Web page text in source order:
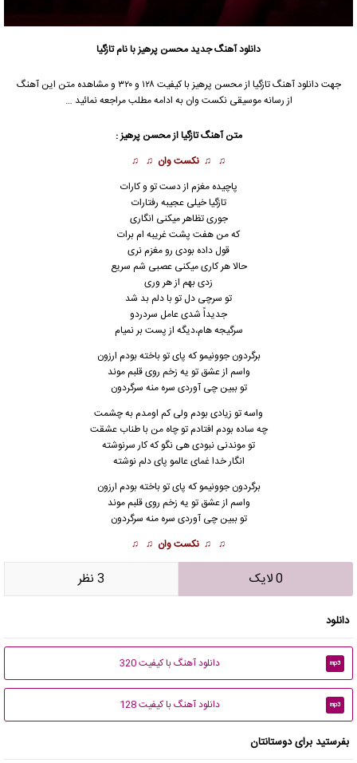
دانلود آهنگجدید محسن پرهیز با نام تازگیا
جهت دانلود آهنگ تازگیا از محسن پرهیز با کیفیت ۱۲۸ و ۳۲۰ و مشاهده متن این آهنگ
از رسانه موسیقی نکست وان به ادامه مطلب مراجعه نمائید …
متن آهنگ تازگیا از محسن پرهیز :
♫ ♫ نکست وان ♫ ♫
پاچیده مغزم از دست تو و کارات
تازگیا خیلی عجیبه رفتارات
جوری تظاهر میکنی انگاری
که من هفت پشت غریبه ام برات
قول داده بودی رو مغزم نری
حالا هر کاری میکنی عصبی شم سریع
زدی بهم از هر وری
تو سرچی دل تو با دلم بد شد
جدیداً شدی عامل سردردو
سرگیجه هام،دیگه از پست بر نمیام
برگردون جوونیمو که پای تو باخته بودم ارزون
واسم از عشق تو یه زخم روی قلبم موند
تو ببین چی آوردی سره منه سرگردون
واسه تو زیادی بودم ولی کم اومدم به چشمت
چه ساده بودم افتادم تو چاه من با طناب عشقت
تو موندنی نبودی هی نگو که کار سرنوشته
انگار خدا غمای عالمو پای دلم نوشته
برگردون جوونیمو که پای تو باخته بودم ارزون
واسم از عشق تو یه زخم روی قلبم موند
تو ببین چی آوردی سره منه سرگردون
♫ ♫ نکست وان ♫ ♫
0 لایک 3 نظر
دانلود
mp3 دانلود آهنگ با کیفیت 320
mp3 دانلود آهنگ با کیفیت 128
بفرستید برای دوستانتان